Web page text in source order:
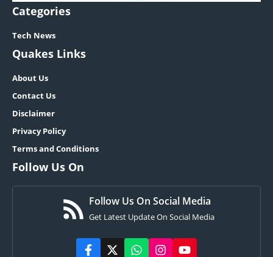
Categories
Tech News
Quakes Links
About Us
Contact Us
Disclaimer
Privacy Policy
Terms and Conditions
Follow Us On
Follow Us On Social Media
Get Latest Update On Social Media